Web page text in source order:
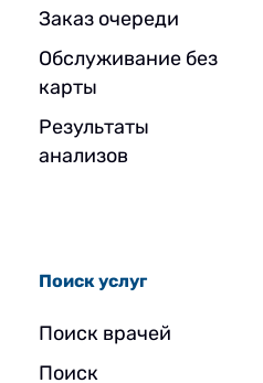
Заказ очереди
Обслуживание без
карты
Результаты
анализов
Поиск услуг
Поиск врачей
Поиск